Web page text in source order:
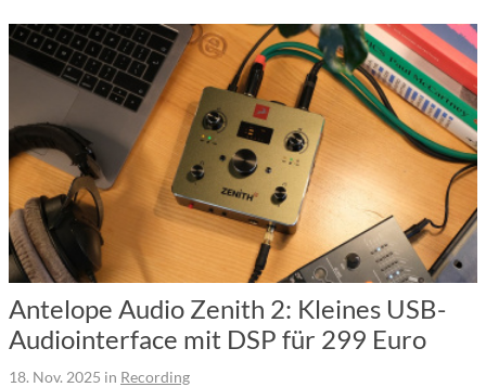
Antelope Audio Zenith 2: Kleines USB-
Audiointerface mit DSP für 299 Euro
18. Nov. 2025 in Recording